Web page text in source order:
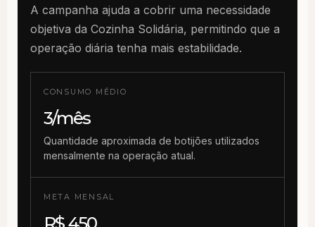
A campanha ajuda a cobrir uma necessidade
objetiva da Cozinha Solidária, permitindo que a
operação diária tenha mais estabilidade.
CONSUMO MÉDIO
3/mês
Quantidade aproximada de botijões utilizados
mensalmente na operação atual.
META MENSAL
R$ 450